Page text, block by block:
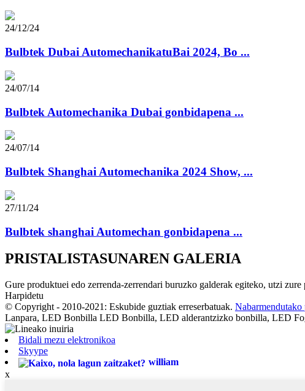
24/12/24
Bulbtek Dubai AutomechanikatuBai 2024, Bo ...
24/07/14
Bulbtek Automechanika Dubai gonbidapena ...
24/07/14
Bulbtek Shanghai Automechanika 2024 Show, ...
27/11/24
Bulbtek shanghai Automechan gonbidapena ...
PRISTALISTASUNAREN GALERIA
Gure produktuei edo zerrenda-zerrendari buruzko galderak egiteko, utzi
Harpidetu
© Copyright - 2010-2021: Eskubide guztiak erreserbatuak.
Lanpara, LED Bonbilla LED Bonbilla, LED alderantzizko bonbilla, LED
Bidali mezu elektronikoa
Skyype
william
x